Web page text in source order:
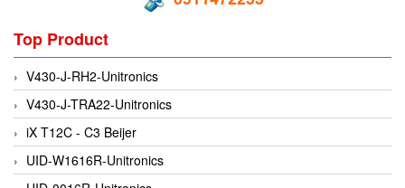
EPE Process Filters & Accumulators
Epro/Emerson
ERE WIRELESS
Erhardt-Leimer
Erhardt-Leimer
Erhardt-leimer
Top Product
V430-J-RH2-Unitronics
V430-J-TRA22-Unitronics
iX T12C - C3 Beijer
UID-W1616R-Unitronics